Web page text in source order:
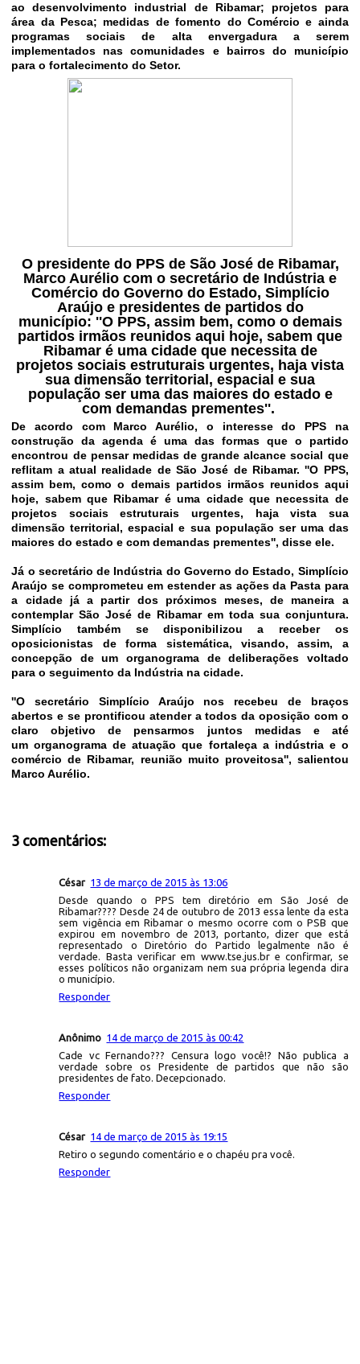
ao desenvolvimento industrial de Ribamar; projetos para
área da Pesca; medidas de fomento do Comércio e ainda
programas sociais de alta envergadura a serem
implementados nas comunidades e bairros do município
para o fortalecimento do Setor.
O presidente do PPS de São José de Ribamar,
Marco Aurélio com o secretário de Indústria e
Comércio do Governo do Estado, Simplício
Araújo e presidentes de partidos do
município: ''O PPS, assim bem, como o demais
partidos irmãos reunidos aqui hoje, sabem que
Ribamar é uma cidade que necessita de
projetos sociais estruturais urgentes, haja vista
sua dimensão territorial, espacial e sua
população ser uma das maiores do estado e
com demandas prementes''.
De acordo com Marco Aurélio, o interesse do PPS na
construção da agenda é uma das formas que o partido
encontrou de pensar medidas de grande alcance social que
reflitam a atual realidade de São José de Ribamar. ''O PPS,
assim bem, como o demais partidos irmãos reunidos aqui
hoje, sabem que Ribamar é uma cidade que necessita de
projetos sociais estruturais urgentes, haja vista sua
dimensão territorial, espacial e sua população ser uma das
maiores do estado e com demandas prementes'', disse ele.
Já o secretário de Indústria do Governo do Estado, Simplício
Araújo se comprometeu em estender as ações da Pasta para
a cidade já a partir dos próximos meses, de maneira a
contemplar São José de Ribamar em toda sua conjuntura.
Simplício também se disponibilizou a receber os
oposicionistas de forma sistemática, visando, assim, a
concepção de um organograma de deliberações voltado
para o seguimento da Indústria na cidade.
''O secretário Simplício Araújo nos recebeu de braços
abertos e se prontificou atender a todos da oposição com o
claro objetivo de pensarmos juntos medidas e até
um organograma de atuação que fortaleça a indústria e o
comércio de Ribamar, reunião muito proveitosa'', salientou
Marco Aurélio.
3 comentários:
César 13 de março de 2015 às 13:06
Desde quando o PPS tem diretório em São José de
Ribamar???? Desde 24 de outubro de 2013 essa lente da esta
sem vigência em Ribamar o mesmo ocorre com o PSB que
expirou em novembro de 2013, portanto, dizer que está
representado o Diretório do Partido legalmente não é
verdade. Basta verificar em www.tse.jus.br e confirmar, se
esses políticos não organizam nem sua própria legenda dira
o município.
Responder
Anônimo 14 de março de 2015 às 00:42
Cade vc Fernando??? Censura logo você!? Não publica a
verdade sobre os Presidente de partidos que não são
presidentes de fato. Decepcionado.
Responder
César 14 de março de 2015 às 19:15
Retiro o segundo comentário e o chapéu pra você.
Responder